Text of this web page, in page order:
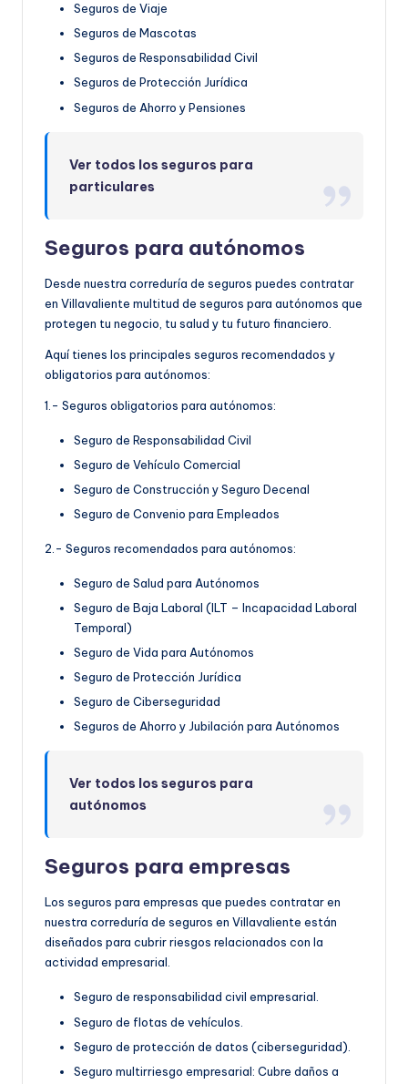
Seguros de Viaje
Seguros de Mascotas
Seguros de Responsabilidad Civil
Seguros de Protección Jurídica
Seguros de Ahorro y Pensiones
Ver todos los seguros para
particulares
Seguros para autónomos
Desde nuestra correduría de seguros puedes contratar
en Villavaliente multitud de seguros para autónomos que
protegen tu negocio, tu salud y tu futuro financiero.
Aquí tienes los principales seguros recomendados y
obligatorios para autónomos:
1.- Seguros obligatorios para autónomos:
Seguro de Responsabilidad Civil
Seguro de Vehículo Comercial
Seguro de Construcción y Seguro Decenal
Seguro de Convenio para Empleados
2.- Seguros recomendados para autónomos:
Seguro de Salud para Autónomos
Seguro de Baja Laboral (ILT – Incapacidad Laboral
Temporal)
Seguro de Vida para Autónomos
Seguro de Protección Jurídica
Seguro de Ciberseguridad
Seguros de Ahorro y Jubilación para Autónomos
Ver todos los seguros para
autónomos
Seguros para empresas
Los seguros para empresas que puedes contratar en
nuestra correduría de seguros en Villavaliente están
diseñados para cubrir riesgos relacionados con la
actividad empresarial.
Seguro de responsabilidad civil empresarial.
Seguro de flotas de vehículos.
Seguro de protección de datos (ciberseguridad).
Seguro multirriesgo empresarial: Cubre daños a